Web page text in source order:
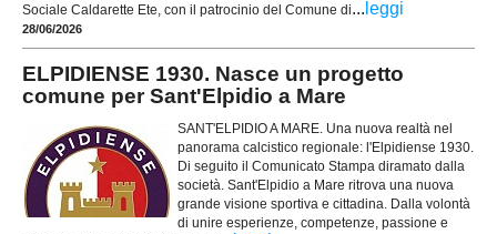
Sociale Caldarette Ete, con il patrocinio del Comune di... leggi
28/06/2026
ELPIDIENSE 1930. Nasce un progetto
comune per Sant'Elpidio a Mare
SANT'ELPIDIO A MARE. Una nuova realtà nel
panorama calcistico regionale: l'Elpidiense 1930.
Di seguito il Comunicato Stampa diramato dalla
società. Sant'Elpidio a Mare ritrova una nuova
grande visione sportiva e cittadina. Dalla volontà
di unire esperienze, competenze, passione e